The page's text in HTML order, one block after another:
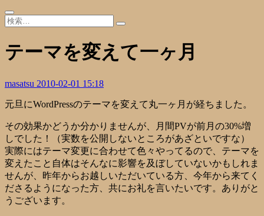
テーマを変えて一ヶ月
masatsu 2010-02-01 15:18
元旦にWordPressのテーマを変えて丸一ヶ月が経ちました。
その効果かどうか分かりませんが、月間PVが前月の30%増
しでした！（実数を公開しないところがあざといですな）
実際にはテーマ変更に合わせて色々やってるので、テーマを
変えたこと自体はそんなに影響を及ぼしていないかもしれま
せんが、昨年からお越しいただいている方、今年から来てく
ださるようになった方、共にお礼を言いたいです。ありがと
うございます。